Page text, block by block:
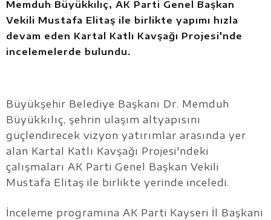
Memduh Büyükkılıç, AK Parti Genel Başkan
Vekili Mustafa Elitaş ile birlikte yapımı hızla
devam eden Kartal Katlı Kavşağı Projesi'nde
incelemelerde bulundu.
Büyükşehir Belediye Başkanı Dr. Memduh
Büyükkılıç, şehrin ulaşım altyapısını
güçlendirecek vizyon yatırımlar arasında yer
alan Kartal Katlı Kavşağı Projesi'ndeki
çalışmaları AK Parti Genel Başkan Vekili
Mustafa Elitaş ile birlikte yerinde inceledi.
İnceleme programına AK Parti Kayseri İl Başkanı